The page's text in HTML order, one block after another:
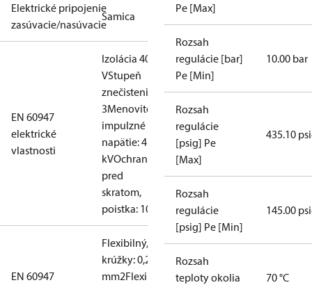
Elektrické pripojenie
zasúvacie/nasúvacie
Samica
EN 60947
elektrické
vlastnosti
Izolácia 400
VStupeň
znečistenia:
3Menovité
impulzné
napätie: 4
kVOchrana
pred
skratom,
poistka: 10A
EN 60947
Flexibilný, ochranné
krúžky: 0,2 - 1,5
mm2Flexibilný, bez
Pe [Max]
Rozsah
regulácie [bar]
Pe [Min]
10.00 bar
Rozsah
regulácie
[psig] Pe
[Max]
435.10
Rozsah
regulácie
[psig] Pe [Min]
145.00
Rozsah
teploty okolia
70 °C